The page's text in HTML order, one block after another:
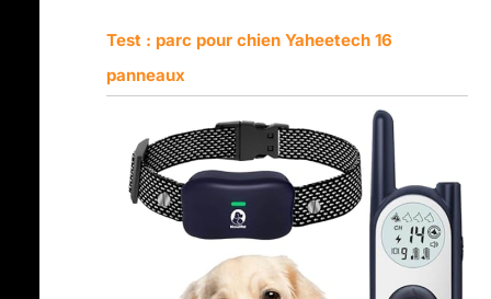
Test : parc pour chien Yaheetech 16
panneaux